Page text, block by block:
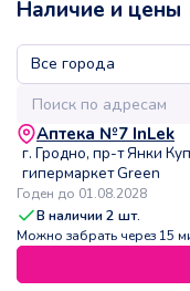
Наличие и цены
Аптека №7 InLek
г. Гродно, пр-т Янки
гипермаркет Green
Годен до 01.08.2028
В наличии2 шт.
Можно забрать через 15